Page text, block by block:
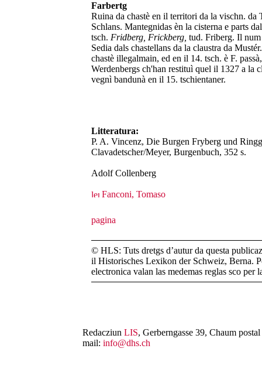
Farbertg
Ruina da chastè en il territori da la vischn. da
Schlans. Mantegnidas èn la cisterna e parts
tsch. Fridberg, Frickberg, tud. Friberg. Il
Sedia dals chastellans da la claustra da
chastè illegalmain, ed en il 14. tsch. è F.
Werdenbergs ch'han restituì quel il 1327 a la
vegnì bandunà en il 15. tschientaner.
Litteratura:
P. A. Vincenz, Die Burgen Fryberg und
Clavadetscher/Meyer, Burgenbuch, 352 s.
Adolf Collenberg
Fanconi, Tomaso
© HLS: Tuts dretgs d’autur da questa
il Historisches Lexikon der Schweiz, Berna.
electronica valan las medemas reglas sco per
Redacziun LIS, Gerberngasse 39, Chaum
mail: info@dhs.ch